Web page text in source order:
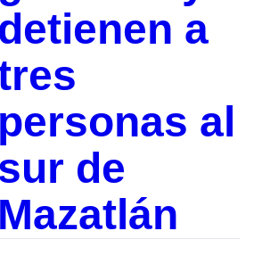
detienen a
personas al
de
Mazatlán